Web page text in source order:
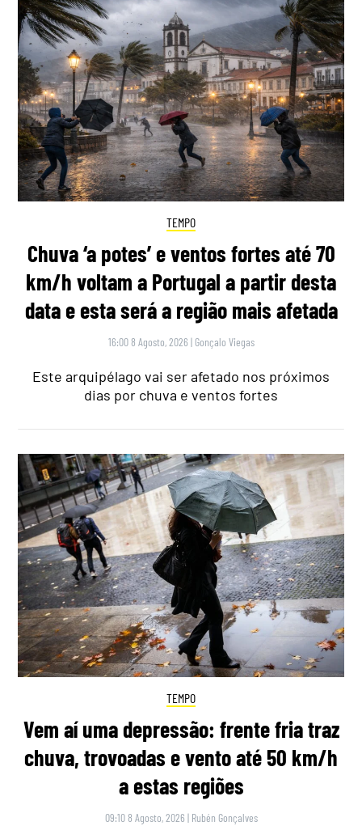
TEMPO
Chuva ‘a potes’ e ventos fortes até 70
km/h voltam a Portugal a partir desta
data e esta será a região mais afetada
16:00 8 Agosto, 2026 | Gonçalo Viegas
Este arquipélago vai ser afetado nos próximos
dias por chuva e ventos fortes
TEMPO
Vem aí uma depressão: frente fria traz
chuva, trovoadas e vento até 50 km/h
a estas regiões
09:10 8 Agosto, 2026 | Rubén Gonçalves